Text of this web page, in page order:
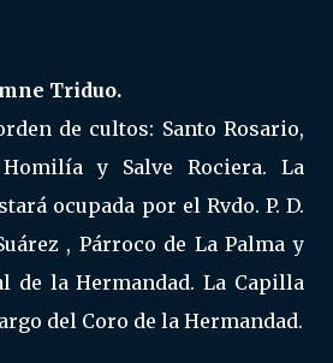
Triduo.
de cultos: Santo Rosario,
y Salve Rociera. La
ocupada por el Rvdo. P. D.
, Párroco de La Palma y
de la Hermandad. La Capilla
del Coro de la Hermandad.